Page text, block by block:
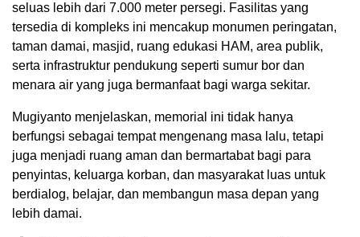
seluas lebih dari 7.000 meter persegi. Fasilitas yang
tersedia di kompleks ini mencakup monumen peringatan,
taman damai, masjid, ruang edukasi HAM, area publik,
serta infrastruktur pendukung seperti sumur bor dan
menara air yang juga bermanfaat bagi warga sekitar.
Mugiyanto menjelaskan, memorial ini tidak hanya
berfungsi sebagai tempat mengenang masa lalu, tetapi
juga menjadi ruang aman dan bermartabat bagi para
penyintas, keluarga korban, dan masyarakat luas untuk
berdialog, belajar, dan membangun masa depan yang
lebih damai.